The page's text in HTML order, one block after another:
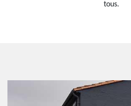
tous.